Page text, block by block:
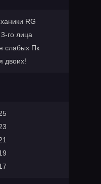
RG
го лица
слабых Пк
двоих!